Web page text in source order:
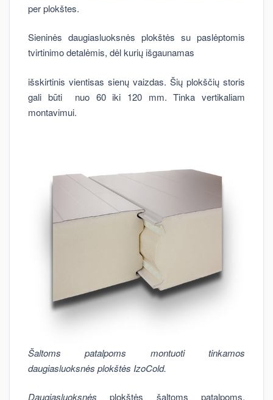
per plokštes.
Sieninės daugiasluoksnės plokštės su paslėptomis
tvirtinimo detalėmis, dėl kurių išgaunamas
išskirtinis vientisas sienų vaizdas. Šių plokščių storis
gali būti nuo 60 iki 120 mm. Tinka vertikaliam
montavimui.
Šaltoms patalpoms montuoti tinkamos
daugiasluoksnės plokštės IzoCold.
Daugiasluoksnėsplokštės šaltoms patalpoms,